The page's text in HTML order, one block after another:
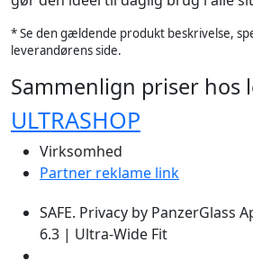
* Se den gældende produkt beskrivelse,
leverandørens side.
Sammenlign priser hos
ULTRASHOP
Virksomhed
Partner reklame link
SAFE. Privacy by PanzerGlass
6.3 | Ultra-Wide Fit